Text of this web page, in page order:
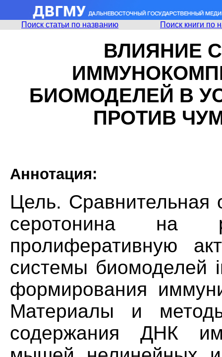
Поиск статьи по названию Поиск книги по
ВЛИЯНИЕ
БИОМОДЕЛЕЙ В
ПРОТИВ
Аннотация:
Цель. Сравнительная
серотонина на
пролиферативную
системы биомоделей
формирования
Материалы и
содержания ДНК